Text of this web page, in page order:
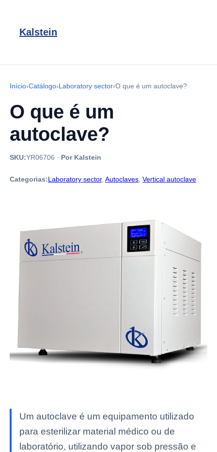
Kalstein
Início›Catálogo›Laboratory sector›O que é um autoclave?
O que é um
autoclave?
SKU:YR06706 · Por Kalstein
Categorias:Laboratory sector, Autoclaves Vertical autoclave
Um autoclave é um equipamento utilizado
para esterilizar material médico ou de
laboratório, utilizando vapor sob pressão e